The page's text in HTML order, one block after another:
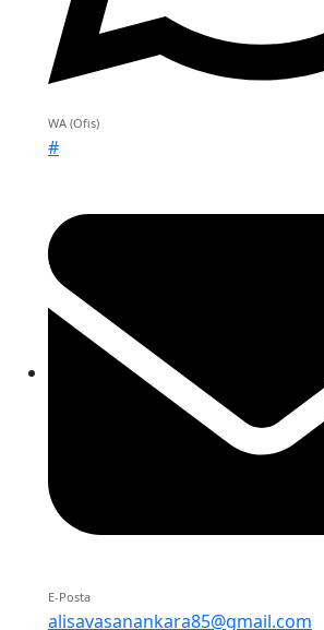
WA (Ofis)
#
E-Posta
alisavasanankara85@gmail.com